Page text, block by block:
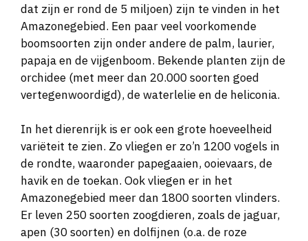
dat zijn er rond de 5 miljoen) zijn te vinden in het
Amazonegebied. Een paar veel voorkomende
boomsoorten zijn onder andere de palm, laurier,
papaja en de vijgenboom. Bekende planten zijn de
orchidee (met meer dan 20.000 soorten goed
vertegenwoordigd), de waterlelie en de heliconia.
In het dierenrijk is er ook een grote hoeveelheid
variëteit te zien. Zo vliegen er zo’n 1200 vogels in
de rondte, waaronder papegaaien, ooievaars, de
havik en de toekan. Ook vliegen er in het
Amazonegebied meer dan 1800 soorten vlinders.
Er leven 250 soorten zoogdieren, zoals de jaguar,
apen (30 soorten) en dolfijnen (o.a. de roze